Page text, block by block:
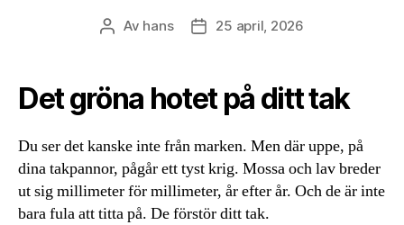
Inläggsförfattare
Av hans Inläggsdatum
25 april, 2026
Det gröna hotet på ditt tak
Du ser det kanske inte från marken. Men där uppe, på
dina takpannor, pågår ett tyst krig. Mossa och lav breder
ut sig millimeter för millimeter, år efter år. Och de är inte
bara fula att titta på. De förstör ditt tak.